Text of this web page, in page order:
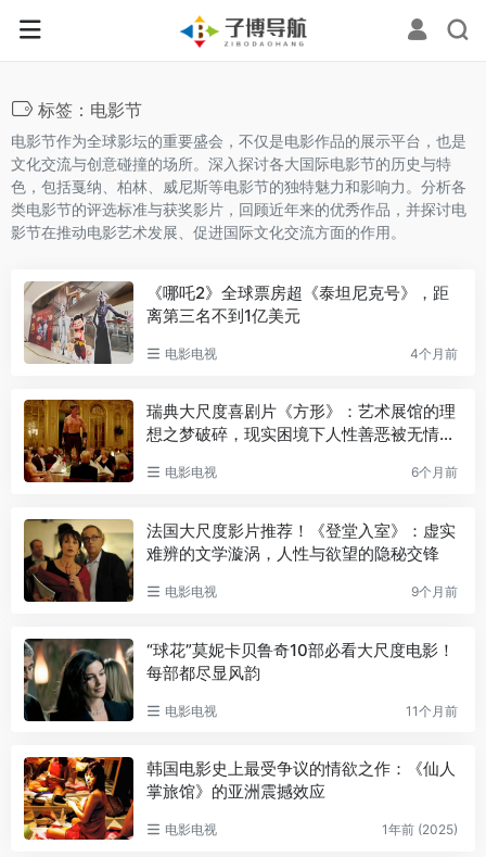
标签：电影节
电影节作为全球影坛的重要盛会，不仅是电影作品的展示平台，也是
文化交流与创意碰撞的场所。深入探讨各大国际电影节的历史与特
色，包括戛纳、柏林、威尼斯等电影节的独特魅力和影响力。分析各
类电影节的评选标准与获奖影片，回顾近年来的优秀作品，并探讨电
影节在推动电影艺术发展、促进国际文化交流方面的作用。
《哪吒2》全球票房超《泰坦尼克号》，距
离第三名不到1亿美元
电影电视 4个月前
瑞典大尺度喜剧片《方形》：艺术展馆的理
想之梦破碎，现实困境下人性善恶被无情揭
电影电视 6个月前
法国大尺度影片推荐！《登堂入室》：虚实
难辨的文学漩涡，人性与欲望的隐秘交锋
电影电视 9个月前
“球花”莫妮卡贝鲁奇10部必看大尺度电影！
每部都尽显风韵
电影电视 11个月前
韩国电影史上最受争议的情欲之作：《仙人
掌旅馆》的亚洲震撼效应
电影电视 1年前 (2025)